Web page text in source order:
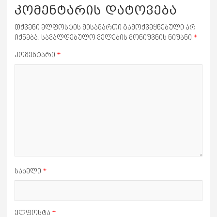
კომენტარის დატოვება
თქვენი ელფოსტის მისამართი გამოქვეყნებული არ
იქნება. სავალდებულო ველების მონიშვნის ნიშანი *
კომენტარი *
სახელი *
ელფოსტა *